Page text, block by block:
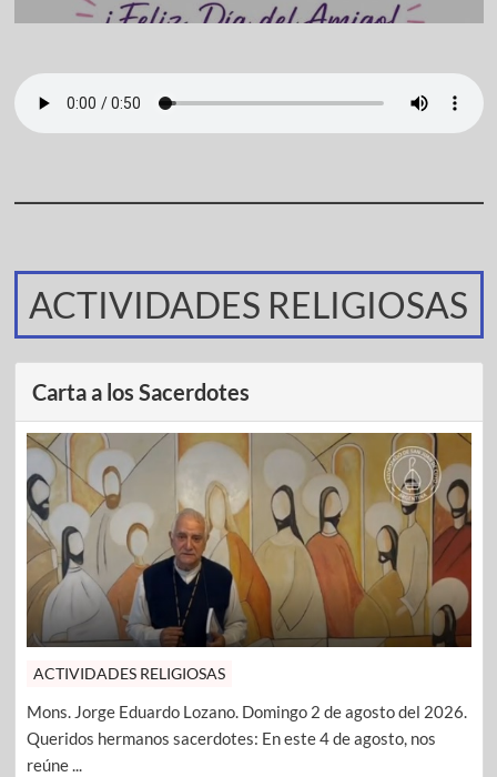
ACTIVIDADES RELIGIOSAS
Carta a los Sacerdotes
ACTIVIDADES RELIGIOSAS
Mons. Jorge Eduardo Lozano. Domingo 2 de agosto del 2026.
Queridos hermanos sacerdotes: En este 4 de agosto, nos
reúne ...